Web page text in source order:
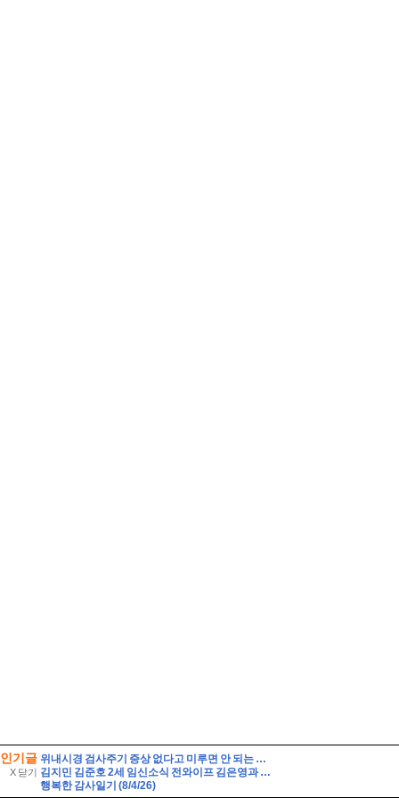
인기글
X 닫기
위내시경 검사주기 증상 없다고 미루면 안 되는 이유
김지민 김준호 2세 임신소식 전와이프 김은영과 자녀는?
행복한 감사일기 (8/4/26)